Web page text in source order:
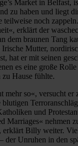
Market in Belfast,
zu haben und liegt
teilweise noch
erklärt der
dem braunen Tang
Mutter,
hat er mit seinen
es eine große
zu Hause fühlte.
mehr so«, versucht
blutigen
und
Marriages« nehmen
erklärt Billy weiter.
der Unruhen in den